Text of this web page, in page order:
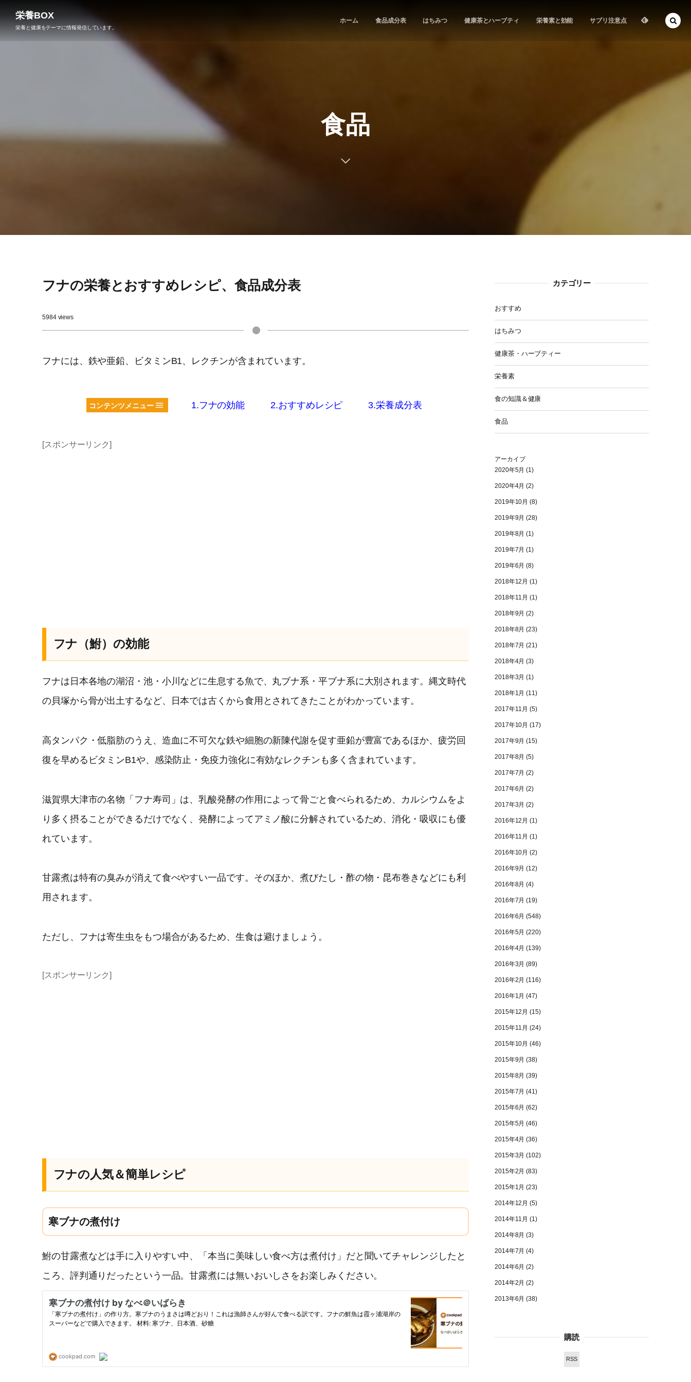
栄養BOX
栄養と健康をテーマに情報発信しています。
ホーム 食品成分表 はちみつ 健康茶とハーブティ 栄養素と効能 サプリ注意点
食品
フナの栄養とおすすめレシピ、食品成分表
5984 views
フナには、鉄や亜鉛、ビタミンB1、レクチンが含まれています。
コンテンツメニュー 1.フナの効能 2.おすすめレシピ 3.栄養成分表
[スポンサーリンク]
フナ（鮒）の効能
フナは日本各地の湖沼・池・小川などに生息する魚で、丸ブナ系・平ブナ系に大別されます。縄文時代
の貝塚から骨が出土するなど、日本では古くから食用とされてきたことがわかっています。
高タンパク・低脂肪のうえ、造血に不可欠な鉄や細胞の新陳代謝を促す亜鉛が豊富であるほか、疲労回
復を早めるビタミンB1や、感染防止・免疫力強化に有効なレクチンも多く含まれています。
滋賀県大津市の名物「フナ寿司」は、乳酸発酵の作用によって骨ごと食べられるため、カルシウムをよ
り多く摂ることができるだけでなく、発酵によってアミノ酸に分解されているため、消化・吸収にも優
れています。
甘露煮は特有の臭みが消えて食べやすい一品です。そのほか、煮びたし・酢の物・昆布巻きなどにも利
用されます。
ただし、フナは寄生虫をもつ場合があるため、生食は避けましょう。
[スポンサーリンク]
フナの人気＆簡単レシピ
寒ブナの煮付け
鮒の甘露煮などは手に入りやすい中、「本当に美味しい食べ方は煮付け」だと聞いてチャレンジしたと
ころ、評判通りだったという一品。甘露煮には無いおいしさをお楽しみください。
カテゴリー
おすすめ
はちみつ
健康茶・ハーブティー
栄養素
食の知識＆健康
食品
アーカイブ
2020年5月 (1)
2020年4月 (2)
2019年10月 (8)
2019年9月 (28)
2019年8月 (1)
2019年7月 (1)
2019年6月 (8)
2018年12月 (1)
2018年11月 (1)
2018年9月 (2)
2018年8月 (23)
2018年7月 (21)
2018年4月 (3)
2018年3月 (1)
2018年1月 (11)
2017年11月 (5)
2017年10月 (17)
2017年9月 (15)
2017年8月 (5)
2017年7月 (2)
2017年6月 (2)
2017年3月 (2)
2016年12月 (1)
2016年11月 (1)
2016年10月 (2)
2016年9月 (12)
2016年8月 (4)
2016年7月 (19)
2016年6月 (548)
2016年5月 (220)
2016年4月 (139)
2016年3月 (89)
2016年2月 (116)
2016年1月 (47)
2015年12月 (15)
2015年11月 (24)
2015年10月 (46)
2015年9月 (38)
2015年8月 (39)
2015年7月 (41)
2015年6月 (62)
2015年5月 (46)
2015年4月 (36)
2015年3月 (102)
2015年2月 (83)
2015年1月 (23)
2014年12月 (5)
2014年11月 (1)
2014年8月 (3)
2014年7月 (4)
2014年6月 (2)
2014年2月 (2)
2013年6月 (38)
購読
RSS